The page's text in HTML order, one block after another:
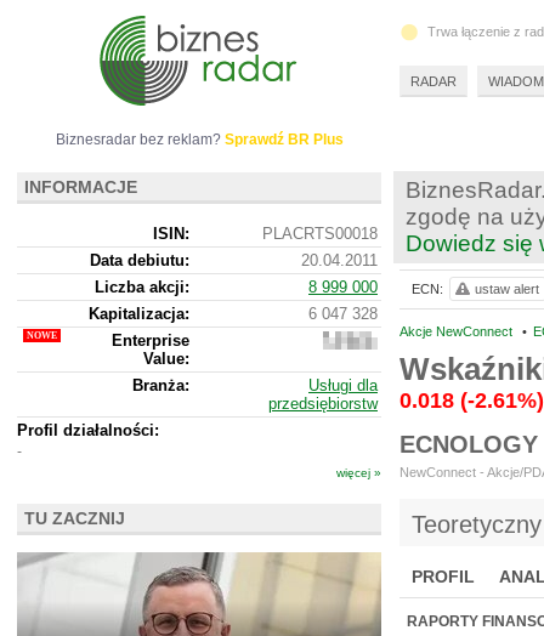
zgodę na
Dowiedz się
Akcje NewConnect •
0.018 (-2.61%)
NewConnect - Akcje/
PROFIL
BR LAB
RAPORTY
ECN: ustaw alert
Biznesradar bez reklam? Sprawdź BR Plus
INFORMACJE
ISIN:
PLACRTS00018
Data debiutu:
20.04.2011
Liczba akcji:
8 999 000
Kapitalizacja:
6 047 328
Enterprise
Value:
5
328
Branża:
Usługi dla
przedsiębiorstw
Profil działalności:
-
więcej »
TU ZACZNIJ
Trwa łączenie z
RADAR